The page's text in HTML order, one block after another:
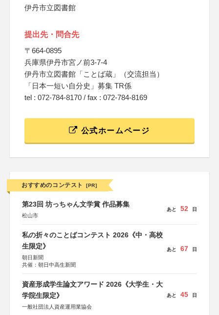
伊丹市立図書館
提出先・問合先
〒664-0895
兵庫県伊丹市宮ノ前3-7-4
伊丹市立図書館「ことば蔵」（交流担当）
「日本一短い自分史」募集 TR係
tel : 072-784-8170 / fax : 072-784-8169
公式ホームページ
おすすめのコンテスト [PR]
第23回 坊っちゃん文学賞 作品募集
松山市
あと 52 日
私の折々のことばコンテスト 2026《中・高校
生限定》
朝日新聞
共催：朝日中高生新聞
あと 67 日
資産形成学生論文アワード 2026《大学生・大
学院生限定》
一般社団法人資産運用業協会
あと 45 日